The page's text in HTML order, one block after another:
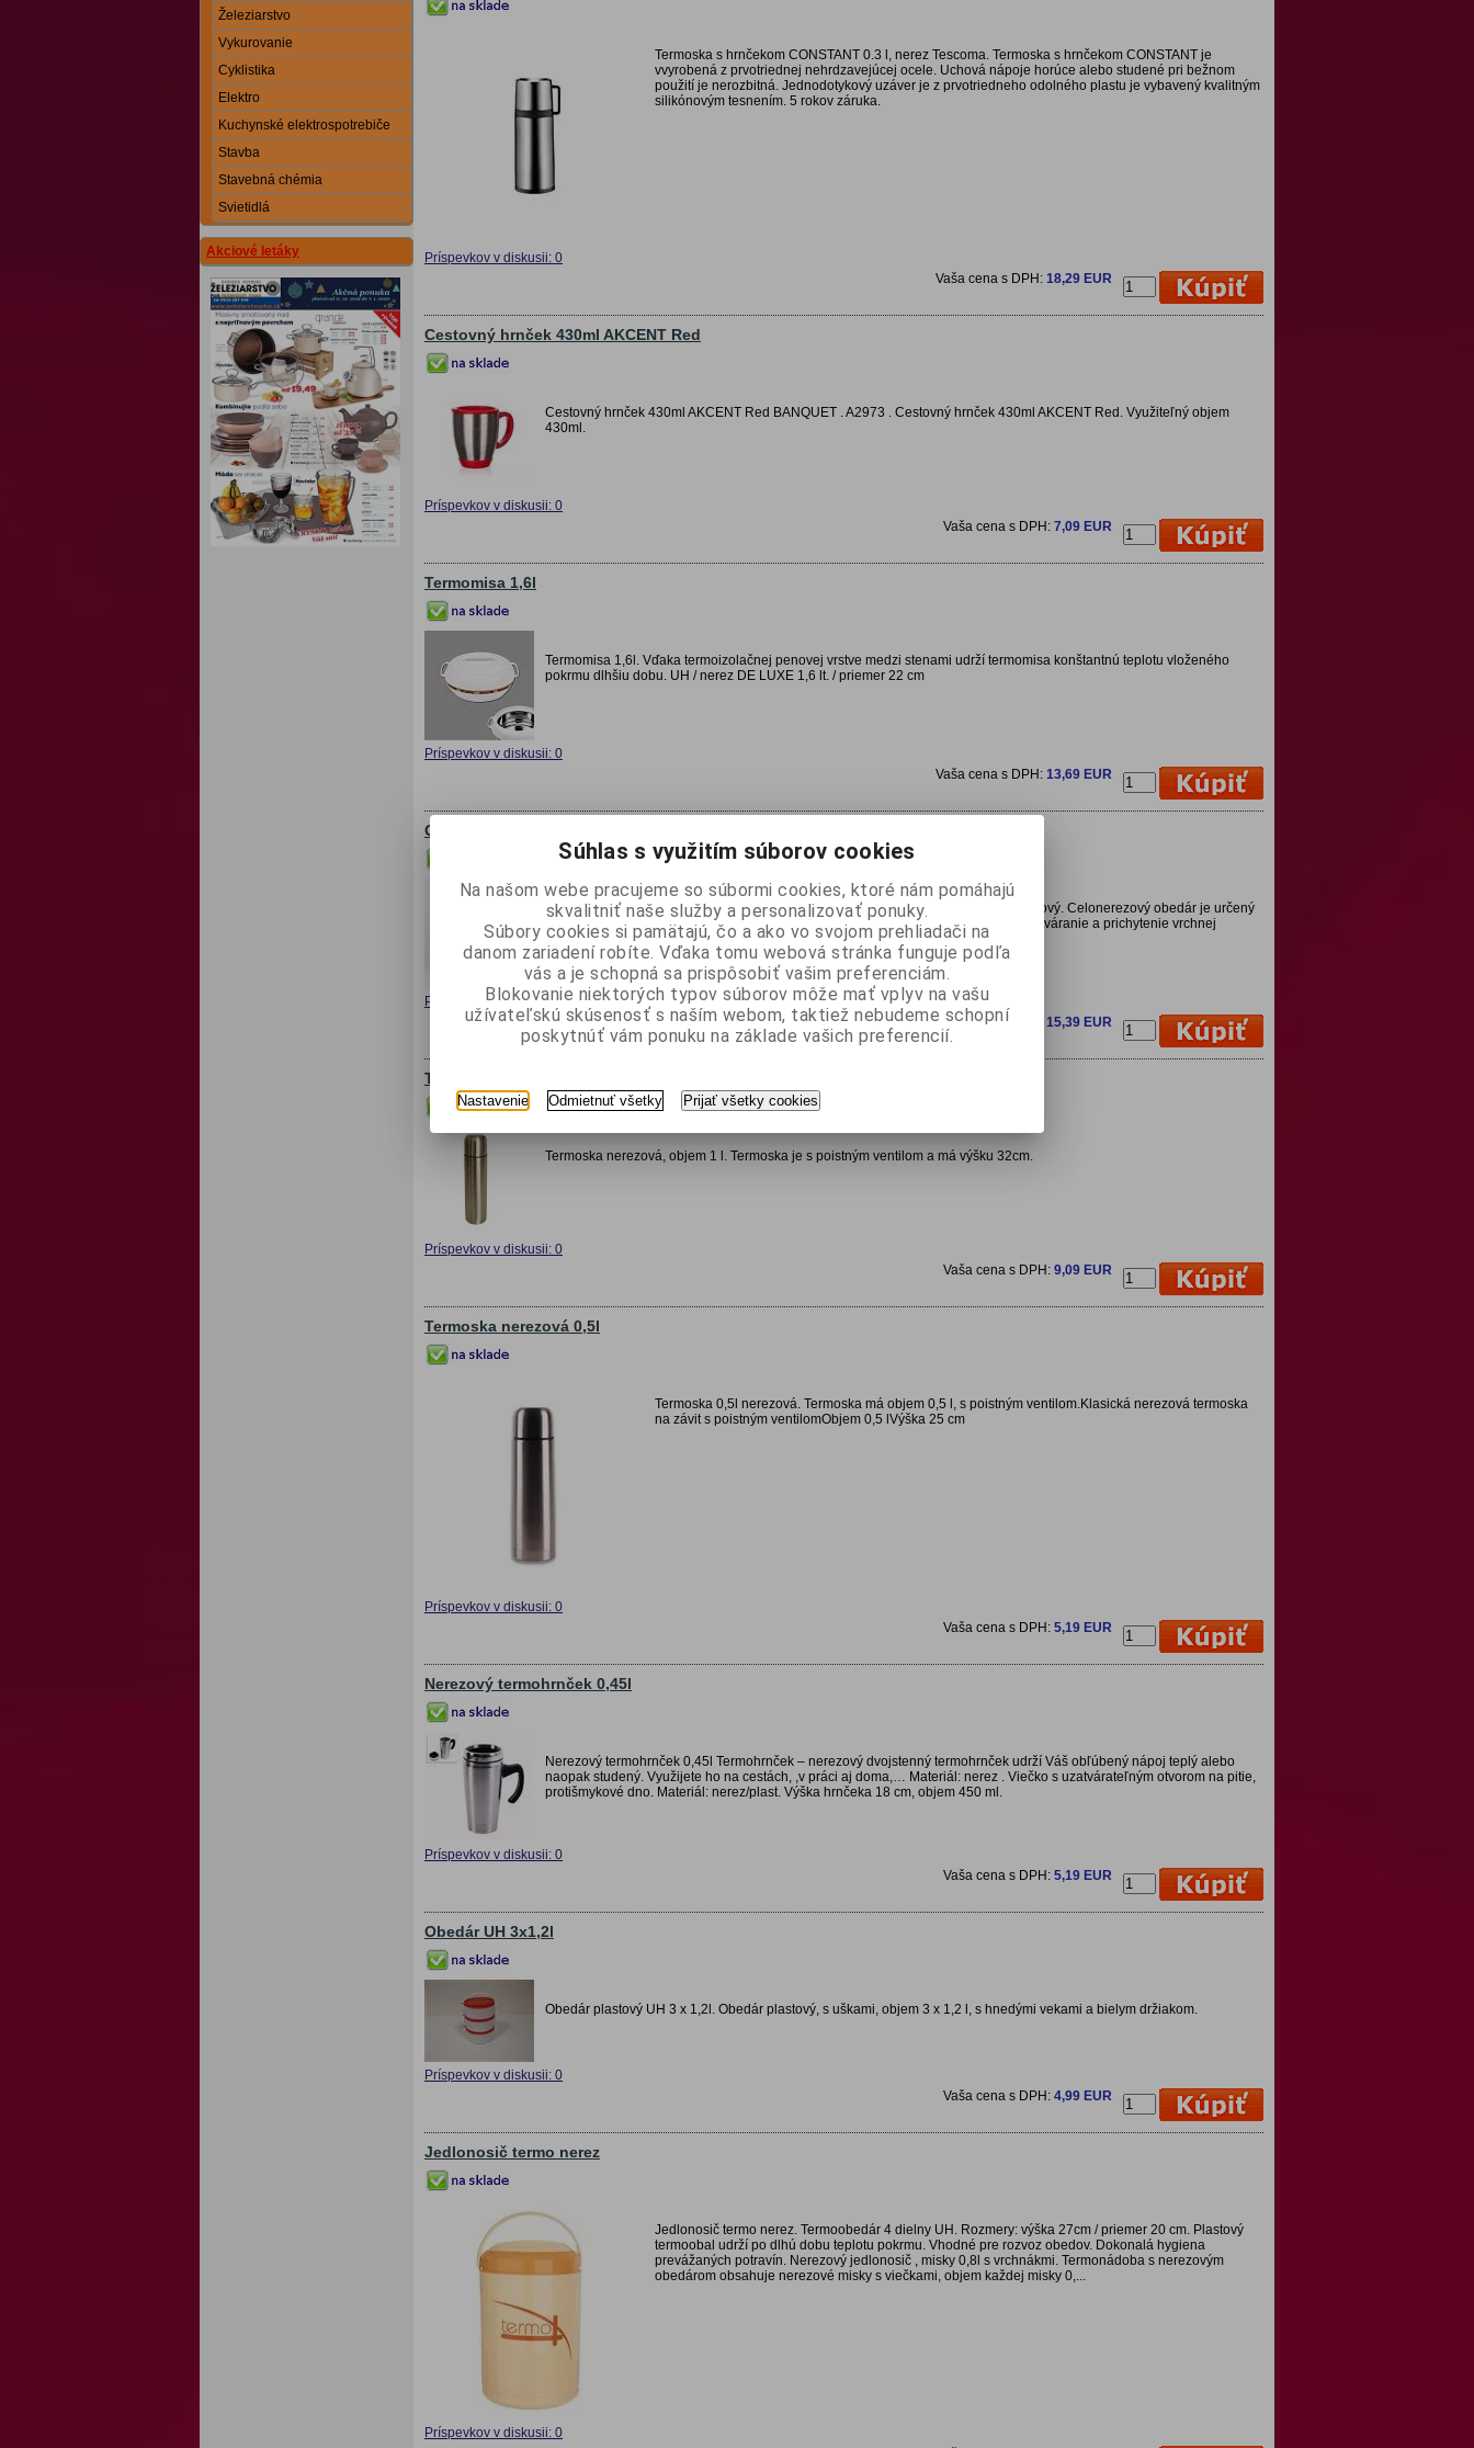
Železiarstvo
Vykurovanie
Cyklistika
Elektro
Kuchynské elektrospotrebiče
Stavba
Stavebná chémia
Svietidlá
Akciové letáky
Termoska s hrnčekom CONSTANT 0.3 l, nerez Tescoma. Termoska s hrnčekom CONSTANT je
vvyrobená z prvotriednej nehrdzavejúcej ocele. Uchová nápoje horúce alebo studené pri bežnom
použití je nerozbitná. Jednodotykový uzáver je z prvotriedneho odolného plastu je vybavený kvalitným
silikónovým tesnením. 5 rokov záruka.
Príspevkov v diskusii: 0
Vaša cena s DPH: 18,29 EUR
Cestovný hrnček 430ml AKCENT Red
Cestovný hrnček 430ml AKCENT Red BANQUET . A2973 . Cestovný hrnček 430ml AKCENT Red. Využiteľný objem
430ml.
Príspevkov v diskusii: 0
Vaša cena s DPH: 7,09 EUR
Termomisa 1,6l
Termomisa 1,6l. Vďaka termoizolačnej penovej vrstve medzi stenami udrží termomisa konštantnú teplotu vloženého
pokrmu dlhšiu dobu. UH / nerez DE LUXE 1,6 lt. / priemer 22 cm
Príspevkov v diskusii: 0
Vaša cena s DPH: 13,69 EUR
Obedár nerez 4 dielny
Obedár nerezový 4 dielny. Odolný obedár vyrobený s nerezovej ocele. Obedár, 4poschodový. Celonerezový obedár je určený
na prenášanie potravín. Súčasťou je kovový stojan, s prackou, ktorá zaistí jeho pevné uzatváranie a prichytenie vrchnej
pokrievky. Objem jednotlivých misiek 1000 ml. Rovné prevedenie.
Príspevkov v diskusii: 0
Vaša cena s DPH: 15,39 EUR
Termoska nerezová 1l
Termoska nerezová, objem 1 l. Termoska je s poistným ventilom a má výšku 32cm.
Príspevkov v diskusii: 0
Vaša cena s DPH: 9,09 EUR
Termoska nerezová 0,5l
Termoska 0,5l nerezová. Termoska má objem 0,5 l, s poistným ventilom.Klasická nerezová termoska
na závit s poistným ventilomObjem 0,5 lVýška 25 cm
Príspevkov v diskusii: 0
Vaša cena s DPH: 5,19 EUR
Nerezový termohrnček 0,45l
Nerezový termohrnček 0,45l Termohrnček – nerezový dvojstenný termohrnček udrží Váš obľúbený nápoj teplý alebo
naopak studený. Využijete ho na cestách, ,v práci aj doma,… Materiál: nerez . Viečko s uzatvárateľným otvorom na pitie,
protišmykové dno. Materiál: nerez/plast. Výška hrnčeka 18 cm, objem 450 ml.
Príspevkov v diskusii: 0
Vaša cena s DPH: 5,19 EUR
Obedár UH 3x1,2l
Obedár plastový UH 3 x 1,2l. Obedár plastový, s uškami, objem 3 x 1,2 l, s hnedými vekami a bielym držiakom.
Príspevkov v diskusii: 0
Vaša cena s DPH: 4,99 EUR
Jedlonosič termo nerez
Jedlonosič termo nerez. Termoobedár 4 dielny UH. Rozmery: výška 27cm / priemer 20 cm. Plastový
termoobal udrží po dlhú dobu teplotu pokrmu. Vhodné pre rozvoz obedov. Dokonalá hygiena
prevážaných potravín. Nerezový jedlonosič , misky 0,8l s vrchnákmi. Termonádoba s nerezovým
obedárom obsahuje nerezové misky s viečkami, objem každej misky 0,...
Príspevkov v diskusii: 0
Súhlas s využitím súborov cookies
Na našom webe pracujeme so súbormi cookies, ktoré nám pomáhajú
skvalitniť naše služby a personalizovať ponuky.
Súbory cookies si pamätajú, čo a ako vo svojom prehliadači na
danom zariadení robíte. Vďaka tomu webová stránka funguje podľa
vás a je schopná sa prispôsobiť vašim preferenciám.
Blokovanie niektorých typov súborov môže mať vplyv na vašu
užívateľskú skúsenosť s naším webom, taktiež nebudeme schopní
poskytnúť vám ponuku na základe vašich preferencií.
Nastavenie Odmietnuť všetky Prijať všetky cookies